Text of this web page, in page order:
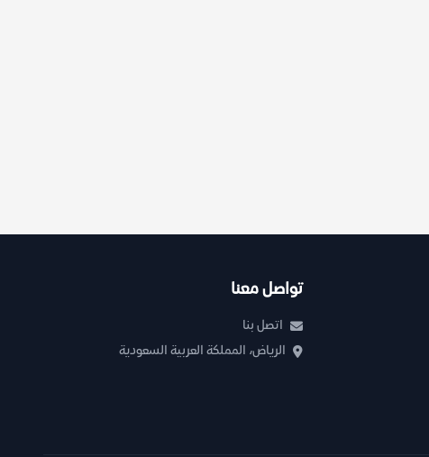
تواصل معنا
اتصل بنا
الرياض، المملكة العربية السعودية